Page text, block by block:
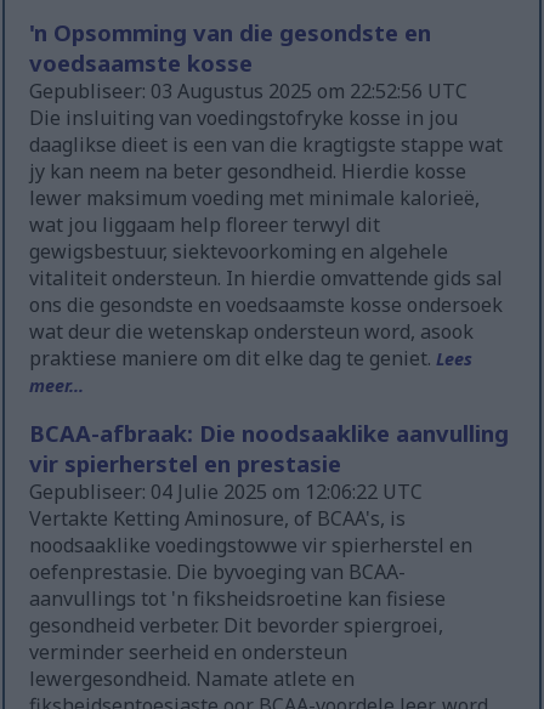
'n Opsomming van die gesondste en
voedsaamste kosse
Gepubliseer: 03 Augustus 2025 om 22:52:56 UTC
Die insluiting van voedingstofryke kosse in jou
daaglikse dieet is een van die kragtigste stappe wat
jy kan neem na beter gesondheid. Hierdie kosse
lewer maksimum voeding met minimale kalorieë,
wat jou liggaam help floreer terwyl dit
gewigsbestuur, siektevoorkoming en algehele
vitaliteit ondersteun. In hierdie omvattende gids sal
ons die gesondste en voedsaamste kosse ondersoek
wat deur die wetenskap ondersteun word, asook
praktiese maniere om dit elke dag te geniet.Lees
meer...
BCAA-afbraak: Die noodsaaklike aanvulling
vir spierherstel en prestasie
Gepubliseer: 04 Julie 2025 om 12:06:22 UTC
Vertakte Ketting Aminosure, of BCAA's, is
noodsaaklike voedingstowwe vir spierherstel en
oefenprestasie. Die byvoeging van BCAA-
aanvullings tot 'n fiksheidsroetine kan fisiese
gesondheid verbeter. Dit bevorder spiergroei,
verminder seerheid en ondersteun
lewergesondheid. Namate atlete en